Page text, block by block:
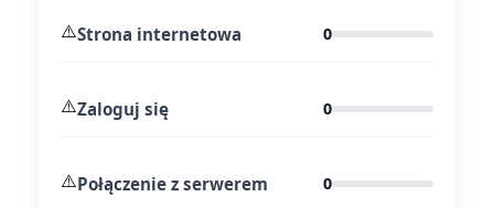
⚠️Strona internetowa 0
⚠️Zaloguj się 0
⚠️Połączenie z serwerem 0